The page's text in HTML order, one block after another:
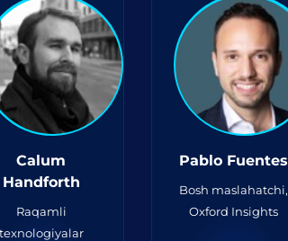
Calum
Handforth
Raqamli
Pablo Fuentes
Bosh maslahatchi,
Oxford Insights